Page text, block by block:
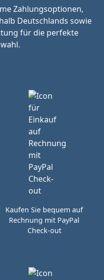
Zahlungsoptionen,
Deutschlands sowie
für die perfekte
Kaufen Sie bequem auf
Rechnung mit PayPal
Check-out